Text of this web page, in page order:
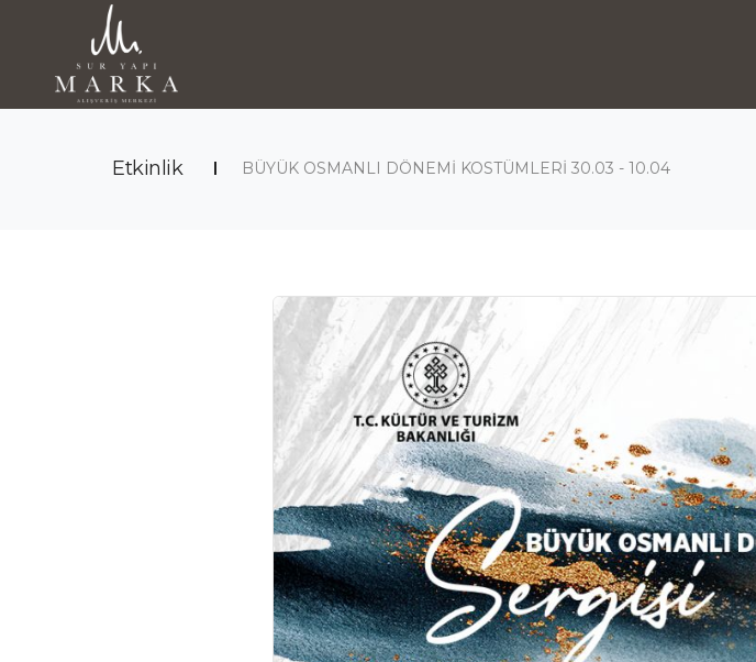
Etkinlik BÜYÜK OSMANLI DÖNEMİ KOSTÜMLERİ 30.03 - 10.04